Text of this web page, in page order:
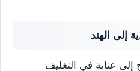
إلى الهند
عناية في التغليف